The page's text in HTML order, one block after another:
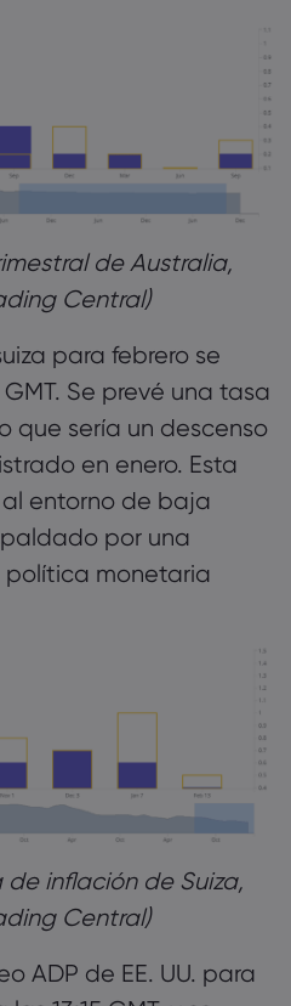
de Australia,
Central)
para febrero se
Se prevé una tasa
que sería un descenso
en enero. Esta
entorno de baja
por una
política monetaria
inflación de Suiza,
Central)
ADP de EE. UU. para